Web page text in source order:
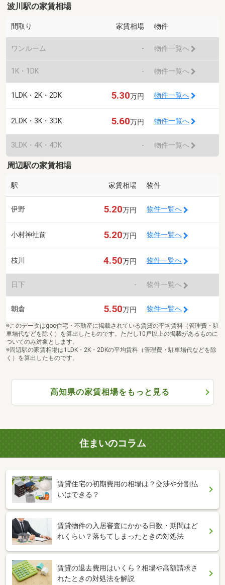
波川駅の家賃相場
間取り 家賃相場 物件
ワンルーム - 物件一覧へ
1K・1DK - 物件一覧へ
1LDK・2K・2DK 5.30万円 物件一覧へ
2LDK・3K・3DK 5.60万円 物件一覧へ
3LDK・4K・4DK - 物件一覧へ
周辺駅の家賃相場
駅 家賃相場 物件
伊野 5.20万円 物件一覧へ
小村神社前 5.20万円 物件一覧へ
枝川 4.50万円 物件一覧へ
日下 - 物件一覧へ
朝倉 5.50万円 物件一覧へ
※このデータはgoo住宅・不動産に掲載されている賃貸の平均賃料（管理費・駐
車場代などを除く）を算出したものです。ただし10戸以上の掲載があるものに
ついてのみ対象とします。
※周辺駅の家賃相場は1LDK・2K・2DKの平均賃料（管理費・駐車場代などを除
く）を算出したものです。
高知県の家賃相場をもっと見る
住まいのコラム
賃貸住宅の初期費用の相場は？交渉や分割払
いはできる？
賃貸物件の入居審査にかかる日数・期間はど
れくらい？落ちてしまったときの対処法
賃貸の退去費用はいくら？相場や高額請求さ
れたときの対処法を解説